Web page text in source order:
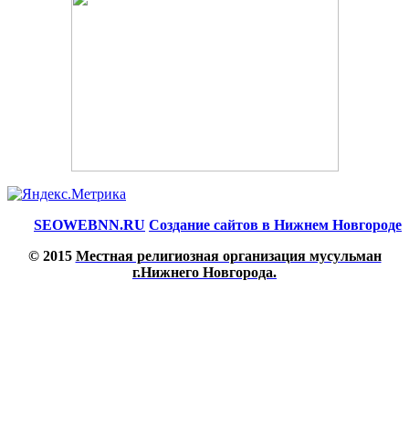
SEOWEBNN.RU Создание сайтов в Нижнем Новгороде
© 2015 Местная религиозная организация мусульман
г.Нижнего Новгорода.